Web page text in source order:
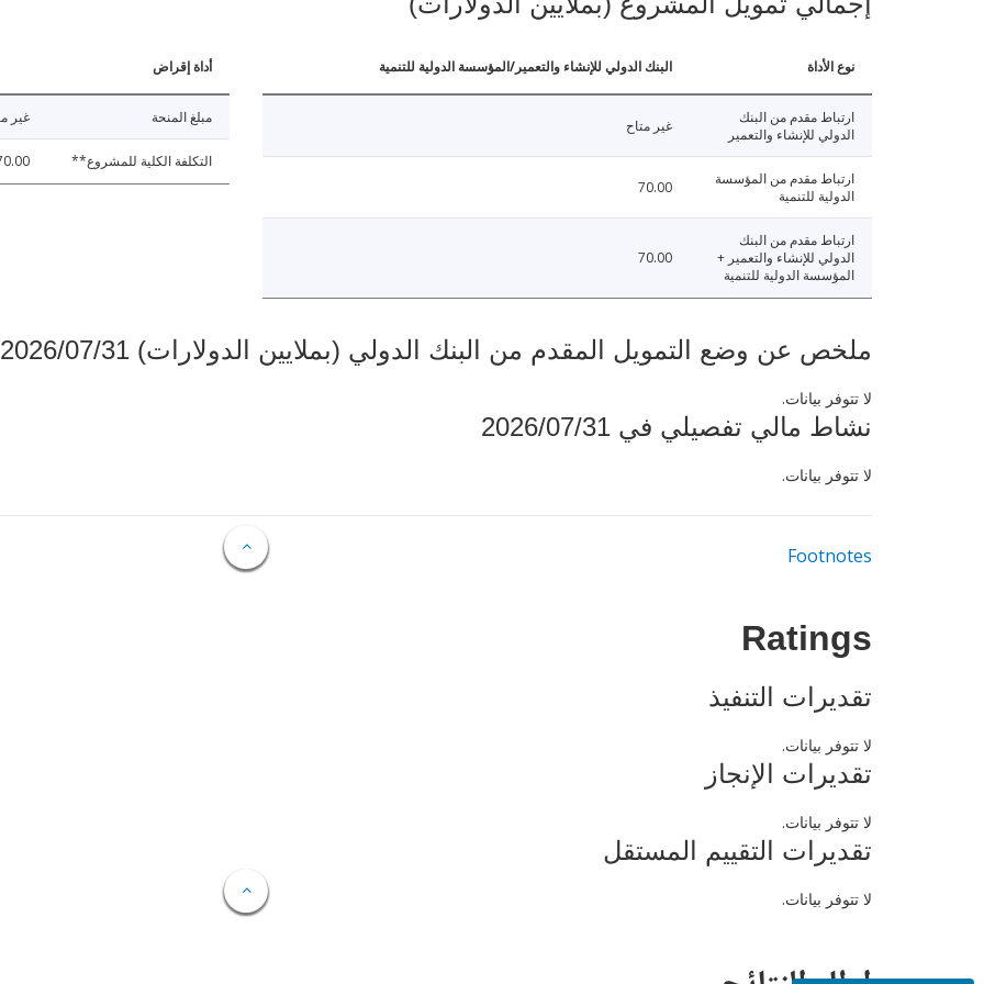
نوع الأداة البنك الدولي للإنشاء والتعمير/المؤسسة الدولية للتنمية
ارتباط مقدم من البنك
الدولي للإنشاء والتعمير
غير متاح
ارتباط مقدم من المؤسسة
الدولية للتنمية
70.00
ارتباط مقدم من البنك
الدولي للإنشاء والتعمير +
المؤسسة الدولية للتنمية
70.00
أداة إقراض
مبلغ المنحة غير
التكلفة الكلية للمشروع**
ملخص عن وضع التمويل المقدم من البنك الدولي (بملايين الدولارات) 2026/07/31
لا تتوفر بيانات.
نشاط مالي تفصيلي في 2026/07/31
لا تتوفر بيانات.
Footnotes
Ratings
تقديرات التنفيذ
لا تتوفر بيانات.
تقديرات الإنجاز
لا تتوفر بيانات.
تقديرات التقييم المستقل
لا تتوفر بيانات.